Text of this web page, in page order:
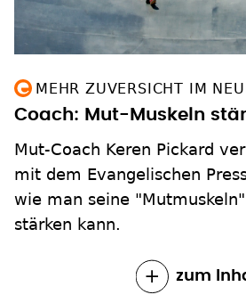
MEHR ZUVERSICHT IM
Coach: Mut-Muskeln
Mut-Coach Keren Pickard
mit dem Evangelischen
wie man seine
stärken kann.
zum